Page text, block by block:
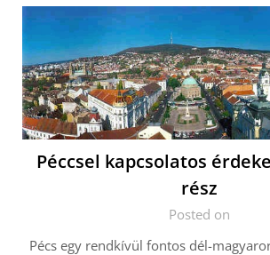
Péccsel kapcsolatos
rész
Posted on
Pécs egy rendkívül fontos dél-